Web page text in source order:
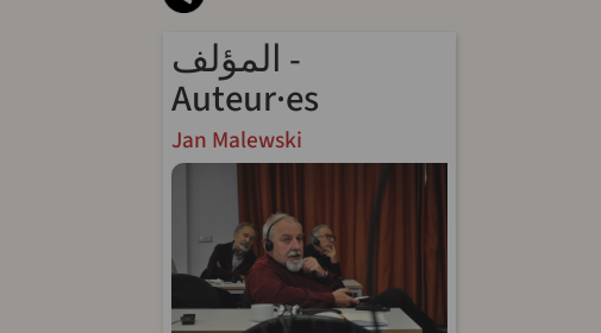
المؤلف -
Auteur·es
Jan Malewski